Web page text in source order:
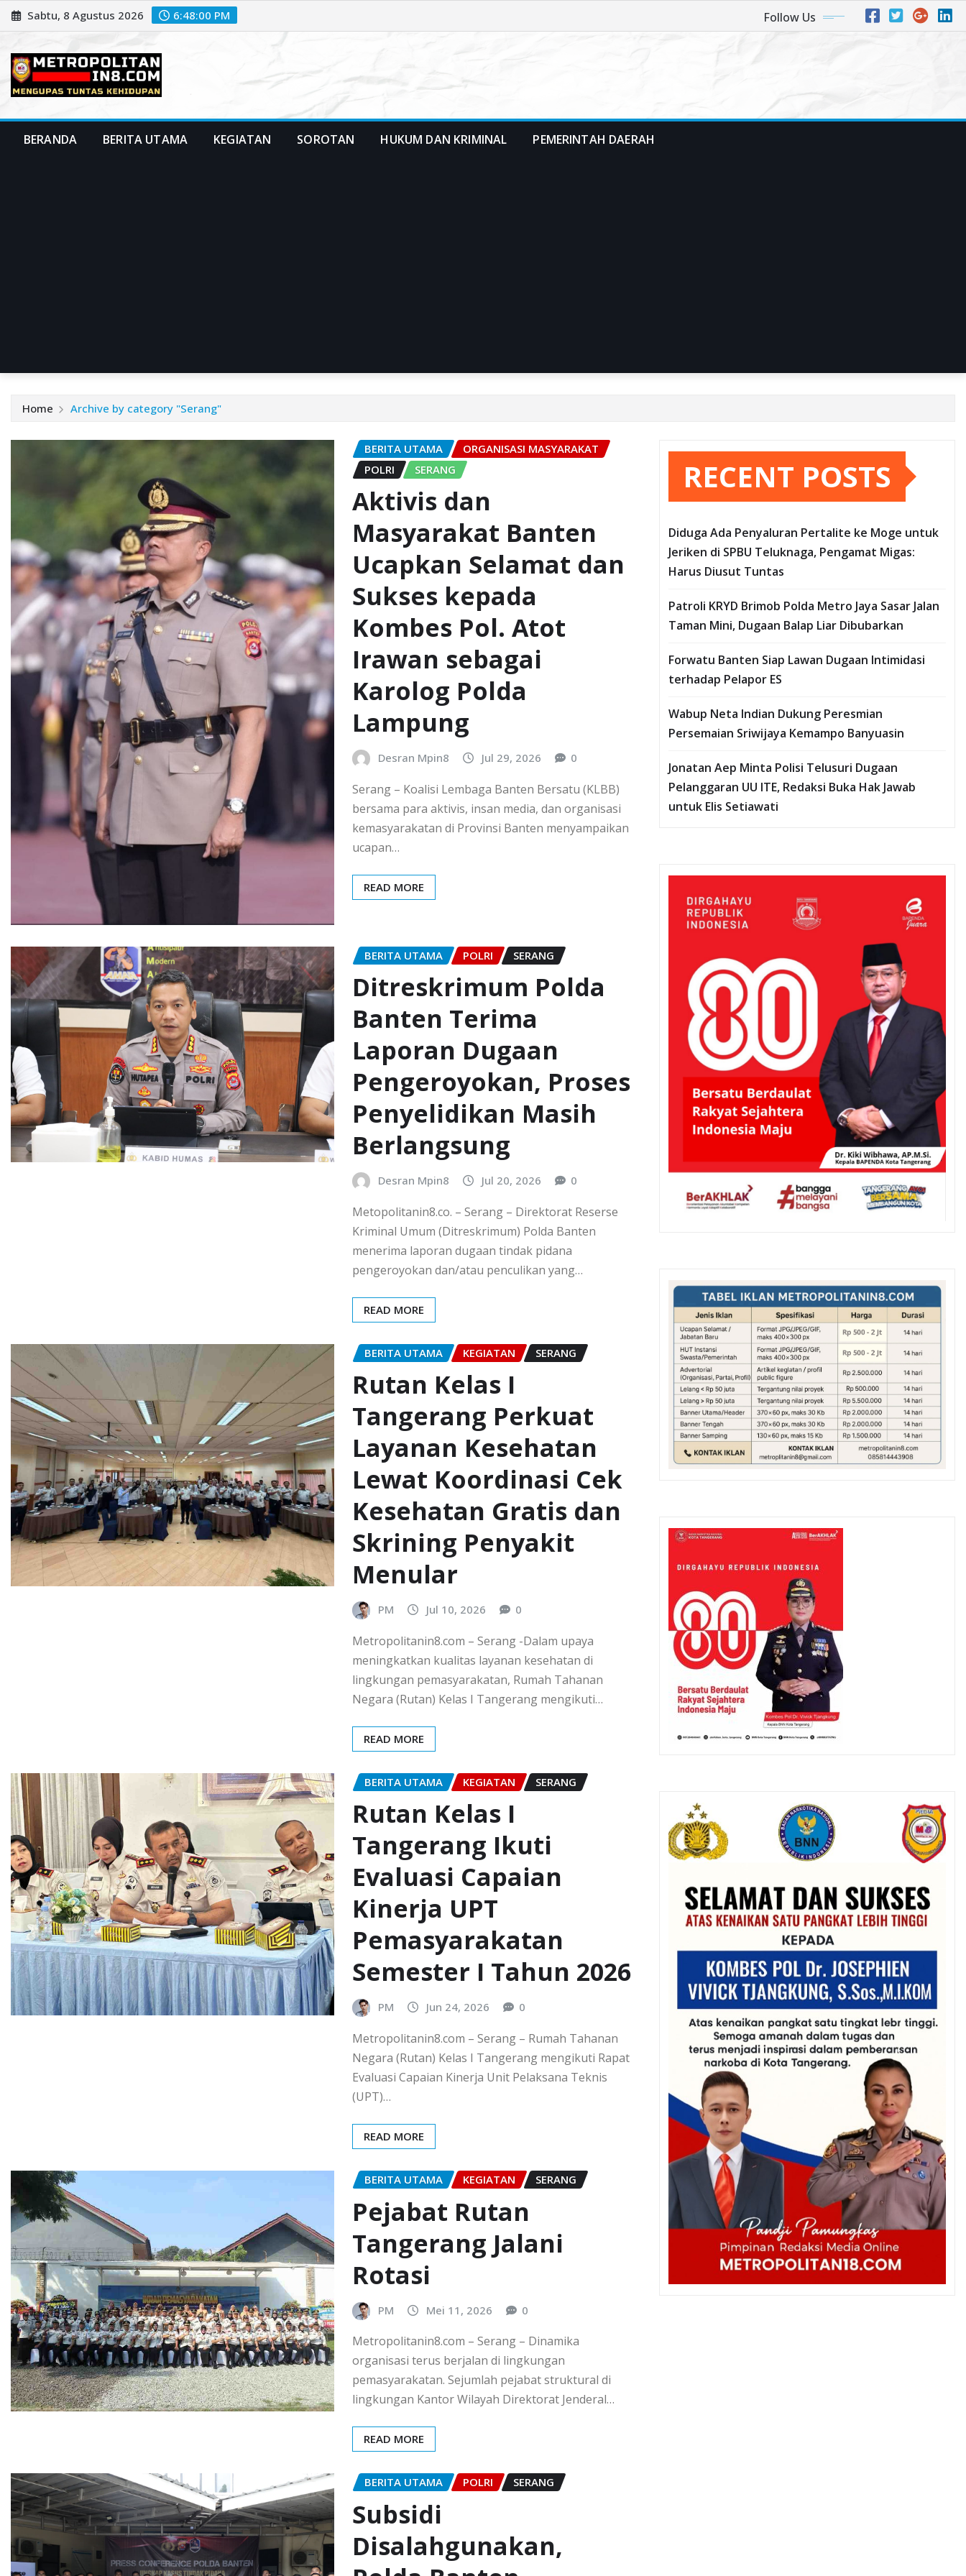
Skip
to
Sabtu, 8 Agustus 2026 6:48:01 PM Follow Us
BERANDA BERITA UTAMA KEGIATAN SOROTAN HUKUM DAN KRIMINAL PEMERINTAH DAERAH
Home Archive by category "Serang"
BERITA UTAMA
ORGANISASI MASYARAKAT
POLRI
SERANG
Aktivis dan
Masyarakat Banten
Ucapkan Selamat dan
Sukses kepada
Kombes Pol. Atot
Irawan sebagai
Karolog Polda
Lampung
Desran Mpin8 Jul 29, 2026 0
Serang – Koalisi Lembaga Banten Bersatu (KLBB)
bersama para aktivis, insan media, dan organisasi
kemasyarakatan di Provinsi Banten menyampaikan
ucapan…
READ MORE
BERITA UTAMA POLRI SERANG
Ditreskrimum Polda
Banten Terima
Laporan Dugaan
Pengeroyokan, Proses
Penyelidikan Masih
Berlangsung
Desran Mpin8 Jul 20, 2026 0
Metopolitanin8.co. – Serang – Direktorat Reserse
Kriminal Umum (Ditreskrimum) Polda Banten
menerima laporan dugaan tindak pidana
pengeroyokan dan/atau penculikan yang…
READ MORE
BERITA UTAMA KEGIATAN SERANG
Rutan Kelas I
Tangerang Perkuat
Layanan Kesehatan
Lewat Koordinasi Cek
Kesehatan Gratis dan
Skrining Penyakit
Menular
PM Jul 10, 2026 0
Metropolitanin8.com – Serang -Dalam upaya
meningkatkan kualitas layanan kesehatan di
lingkungan pemasyarakatan, Rumah Tahanan
Negara (Rutan) Kelas I Tangerang mengikuti…
READ MORE
BERITA UTAMA KEGIATAN SERANG
Rutan Kelas I
Tangerang Ikuti
Evaluasi Capaian
Kinerja UPT
Pemasyarakatan
Semester I Tahun 2026
PM Jun 24, 2026 0
Metropolitanin8.com – Serang – Rumah Tahanan
Negara (Rutan) Kelas I Tangerang mengikuti Rapat
Evaluasi Capaian Kinerja Unit Pelaksana Teknis
(UPT)…
READ MORE
BERITA UTAMA KEGIATAN SERANG
Pejabat Rutan
Tangerang Jalani
Rotasi
PM Mei 11, 2026 0
Metropolitanin8.com – Serang – Dinamika
organisasi terus berjalan di lingkungan
pemasyarakatan. Sejumlah pejabat struktural di
lingkungan Kantor Wilayah Direktorat Jenderal…
READ MORE
BERITA UTAMA POLRI SERANG
Subsidi
Disalahgunakan,
RECENT POSTS
Diduga Ada Penyaluran Pertalite ke Moge untuk
Jeriken di SPBU Teluknaga, Pengamat Migas:
Harus Diusut Tuntas
Patroli KRYD Brimob Polda Metro Jaya Sasar Jalan
Taman Mini, Dugaan Balap Liar Dibubarkan
Forwatu Banten Siap Lawan Dugaan Intimidasi
terhadap Pelapor ES
Wabup Neta Indian Dukung Peresmian
Persemaian Sriwijaya Kemampo Banyuasin
Jonatan Aep Minta Polisi Telusuri Dugaan
Pelanggaran UU ITE, Redaksi Buka Hak Jawab
untuk Elis Setiawati